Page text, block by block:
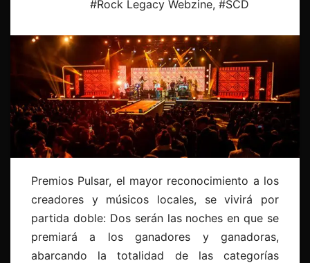
#Rock Legacy Webzine, #SCD
Premios Pulsar, el mayor reconocimiento a los
creadores y músicos locales, se vivirá por
partida doble: Dos serán las noches en que se
premiará a los ganadores y ganadoras,
abarcando la totalidad de las categorías